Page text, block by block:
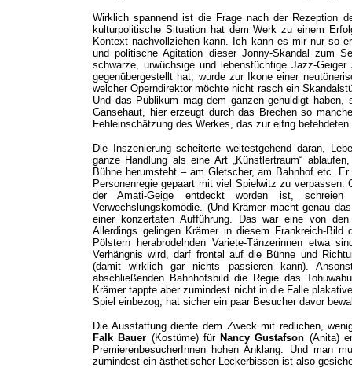
Wirklich spannend ist die Frage nach der Rezeption
kulturpolitische Situation hat dem Werk zu einem
Kontext nachvollziehen kann. Ich kann es mir nur so
und politische Agitation dieser Jonny-Skandal zum
schwarze, urwüchsige und lebenstüchtige Jazz-
gegenübergestellt hat, wurde zur Ikone einer
welcher Operndirektor möchte nicht rasch ein
Und das Publikum mag dem ganzen gehuldigt
Gänsehaut, hier erzeugt durch das Brechen so
Fehleinschätzung des Werkes, das zur eifrig
Die Inszenierung scheiterte weitestgehend daran,
ganze Handlung als eine Art „Künstlertraum“
Bühne herumsteht – am Gletscher, am Bahnhof etc.
Personenregie gepaart mit viel Spielwitz zu
der Amati-Geige entdeckt worden ist,
Verwechslungskomödie. (Und Krämer macht genau
einer konzertaten Aufführung. Das war eine von
Allerdings gelingen Krämer in diesem Frankreich-
Pölstern herabrodelnden Variete-Tänzerinnen etwa
Verhängnis wird, darf frontal auf die Bühne und
(damit wirklich gar nichts passieren kann).
abschließenden Bahnhofsbild die Regie das
Krämer tappte aber zumindest nicht in die Falle
Spiel einbezog, hat sicher ein paar Besucher davor
Die Ausstattung diente dem Zweck mit redlichen,
Falk Bauer (Kostüme) für Nancy Gustafson (Anita)
PremierenbesucherInnen hohen Anklang. Und man
zumindest ein ästhetischer Leckerbissen ist also